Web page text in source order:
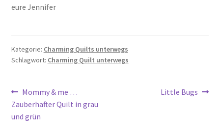
eure Jennifer
Kategorie: Charming Quilts unterwegs
Schlagwort: Charming Quilt unterwegs
Beitragsnavigation
Vorheriger
Beitrag:
Mommy & me …
Zauberhafter Quilt in grau
und grün
Nächster
Little Bugs